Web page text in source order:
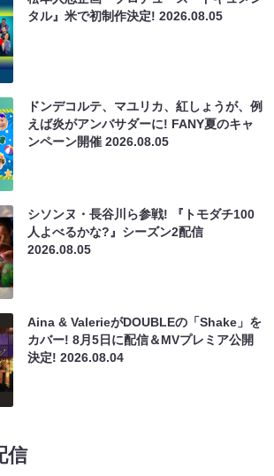
タル』米で初制作決定!2026.08.05
ドンデコルテ、マユリカ、紅しょうが、例
えば炎がアンバサダーに! FANY夏のキャ
ンペーン開催2026.08.05
シソンヌ・長谷川ら参戦! 『トモダチ100
人よべるかな?』シーズン2配信
2026.08.05
Aina & ValerieがDOUBLEの「Shake」を
カバー! 8月5日に配信＆MVプレミア公開
決定!2026.08.04
信